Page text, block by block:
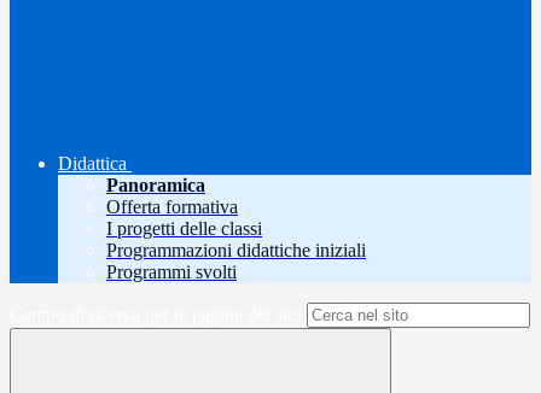
Didattica
Panoramica
Offerta formativa
I progetti delle classi
Programmazioni didattiche iniziali
Programmi svolti